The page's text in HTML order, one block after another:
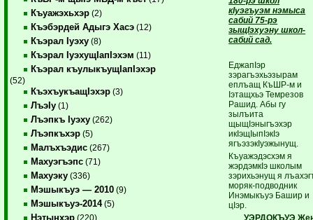
Къуажэхьхэр (2)
Къэбэрдей Адыгэ Хасэ (12)
Къэрал Iуэху (8)
Къэрал IуэхущIапIэхэм (11)
Къэрал къулыкъущIапIэхэр
(52)
КъэхъукъащIэхэр (3)
ЛъэIу (1)
Лъэпкъ Iуэху (262)
Лъэпкъхэр (5)
Малъхъэдис (267)
Махуэгъэпс (71)
Махуэку (336)
Мэшыкъуэ — 2010 (9)
Мэшыкъуэ-2014(5)
Нэтынхэр (220)
кIуэгъуэм нэмыса
сабий 75-рэ
зыщIэхуэну школ-
сабий сад.
ЕджапIэр
зэрагъэхьэзырам
еплъащ КъШР-м и
Iэтащхьэ Темрезов
Рашид. Абы гу
зылъита
щыщIэныгъэхэр
икIэщIыпIэкIэ
ягъэзэкIуэжынущ.
Къуажэдэсхэм я
жэрдэмкIэ школым
зэрихьэнущ я
моряк-подводник
Инэмыкъуэ Башир и
цIэр.
УЭРДОКЪУЭ